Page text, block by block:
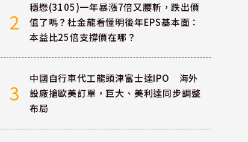
2
穩懋(3105)一年暴漲7倍又腰斬，跌出價
值了嗎？杜金龍看懂明後年EPS基本面：
本益比25倍支撐價在哪？
3
中國自行車代工龍頭津富士達IPO 海外
設廠搶歐美訂單，巨大、美利達同步調整
布局